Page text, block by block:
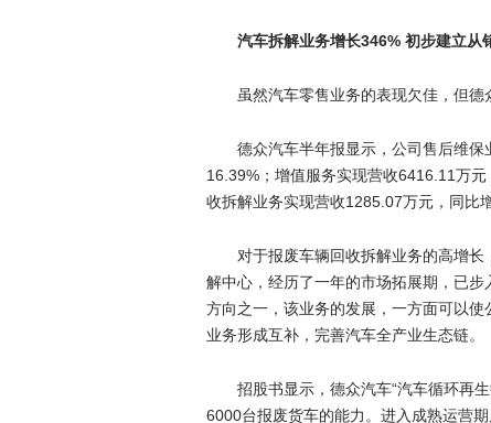
汽车拆解业务增长346% 初步建立从
虽然汽车零售业务的表现欠佳，但德
德众汽车半年报显示，公司售后维
16.39%；增值服务实现营收6416.11万
收拆解业务实现营收1285.07万元，同比
对于报废车辆回收拆解业务的高增
解中心，经历了一年的市场拓展期，已
方向之一，该业务的发展，一方面可以
业务形成互补，完善汽车全产业生态链。
招股书显示，德众汽车“汽车循环再
6000台报废货车的能力。进入成熟运营